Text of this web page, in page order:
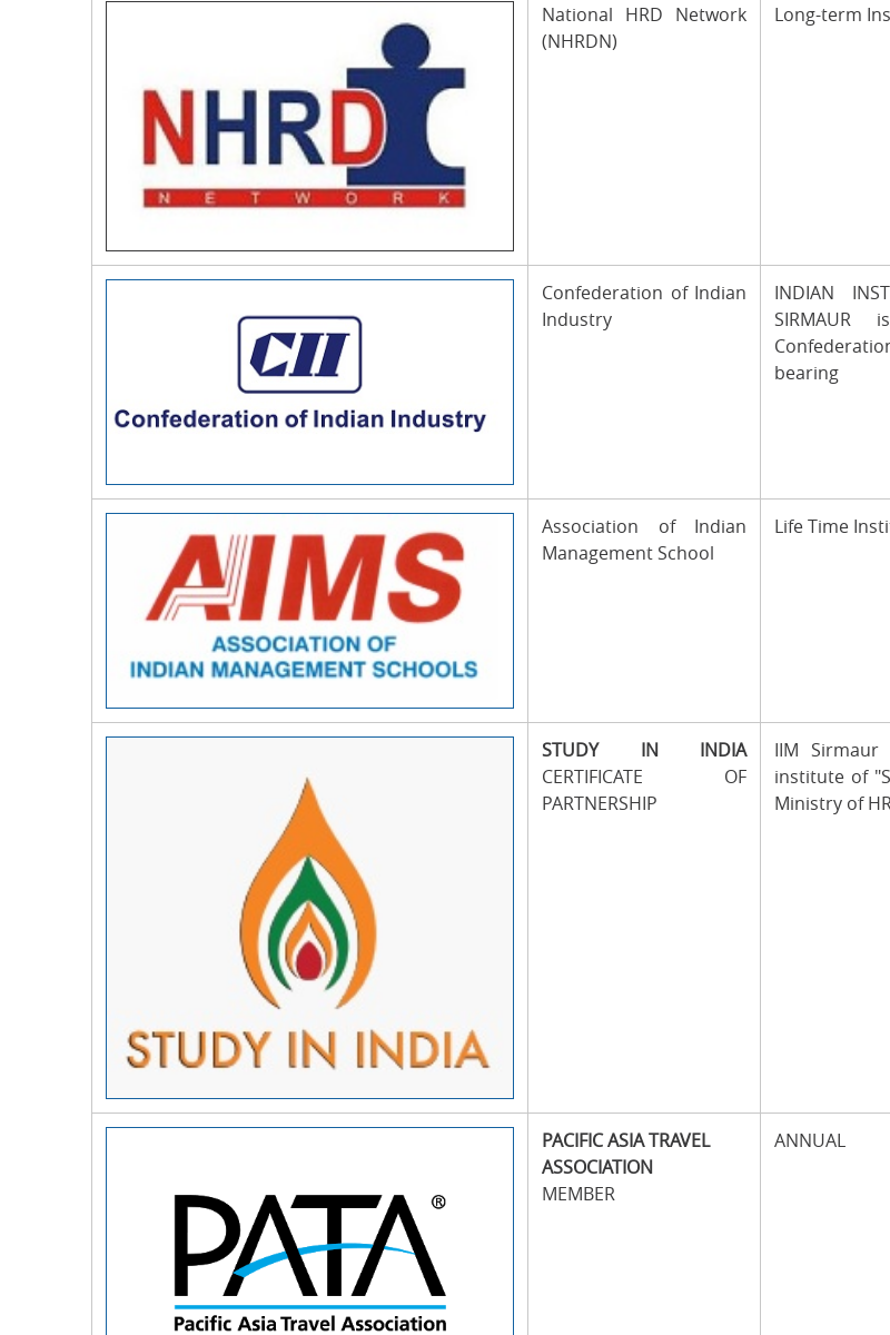
National HRD Network
(NHRDN)
Long-term
Confederation of Indian
Industry
INDIAN
bearing
Association of Indian
Management School
Life Time
STUDY IN INDIA
CERTIFICATE OF
PARTNERSHIP
IIM
institute of
Ministry of
PACIFIC ASIA TRAVEL
ASSOCIATION
MEMBER
ANNUAL